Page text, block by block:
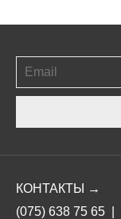
КОНТАКТЫ →
(075) 638 75 65